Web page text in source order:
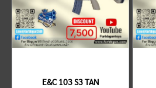
E&C 103 S3 TAN